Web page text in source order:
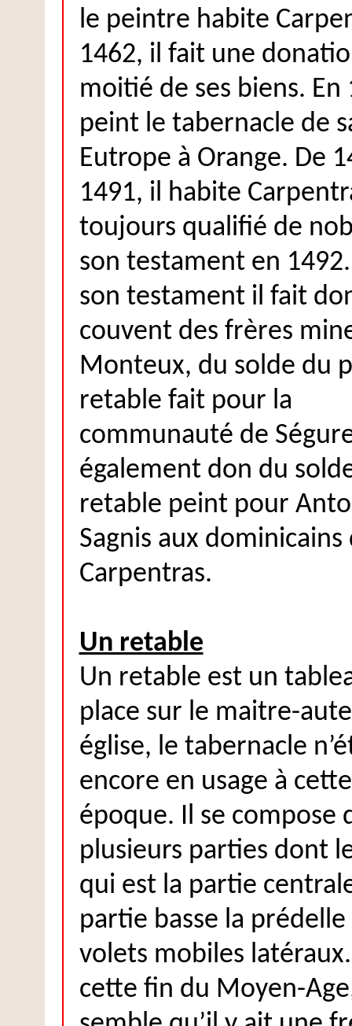
le peintre habite
1462, il fait une
moitié de ses biens. En
peint le tabernacle de
Eutrope à Orange. De
1491, il habite
toujours qualifié de
son testament en
son testament il fait
couvent des frères
Monteux, du solde du
retable fait pour la
communauté de
également don du
retable peint pour
Sagnis aux dominicains
Carpentras.
Un retable
Un retable est un
place sur le maitre-
église, le tabernacle
encore en usage à cette
époque. Il se compose
plusieurs parties dont
qui est la partie
partie basse la prédelle
volets mobiles
cette fin du Moyen-